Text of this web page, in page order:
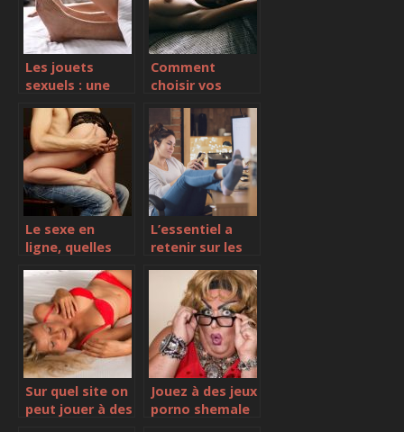
Les jouets
sexuels : une
plus en plus
importante
Comment
choisir vos
les utiliser pour
sublimer vos
ebats sexuels ?
Le sexe en
ligne, quelles
principales
possiblitées ?
L’essentiel a
retenir sur les
Sur quel site on
peut jouer à des
Jouez à des jeux
porno shemale